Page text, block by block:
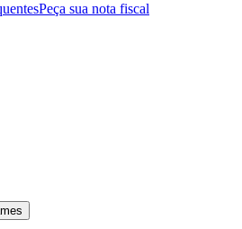
Peça sua nota fiscal